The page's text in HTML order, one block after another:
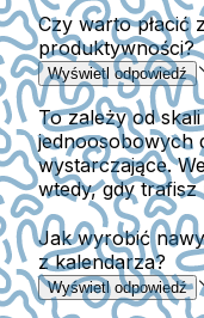
Czy warto płacić
produktywności?
Wyświetl odpowiedź
To zależy od
jednoosobowych
wystarczające.
wtedy, gdy
Jak wyrobić
z kalendarza?
Wyświetl odpowiedź